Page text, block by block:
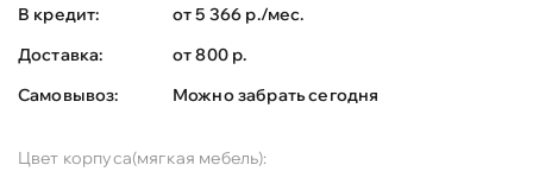
В кредит:
от 5 366 р./мес.
Доставка:
от 800 р.
Самовывоз:
Можно забрать сегодня
Цвет корпуса(мягкая мебель):